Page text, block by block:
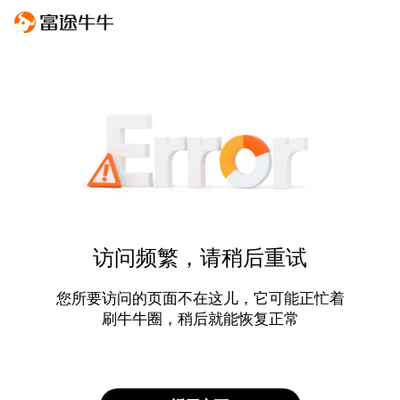
访问频繁，请稍后重试
您所要访问的页面不在这儿，它可能正忙着
刷牛牛圈，稍后就能恢复正常